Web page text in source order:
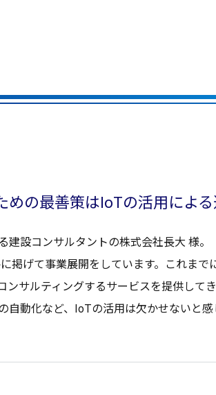
めの最善策はIoTの活用による
建設コンサルタントの株式会社長大 様。
に掲げて事業展開をしています。これまで
ンサルティングするサービスを提供して
自動化など、IoTの活用 は欠かせないと感